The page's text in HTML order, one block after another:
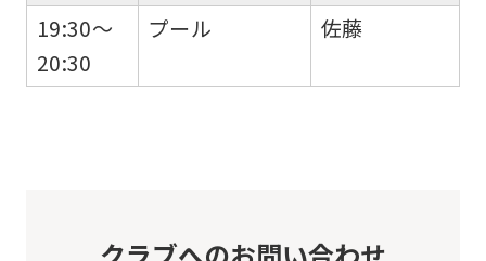
19:30～
20:30
プール
佐藤